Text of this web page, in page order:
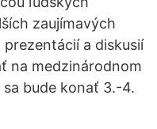
zaujímavých
a diskusií
na medzinárodnom
sa bude konať 3.-4.